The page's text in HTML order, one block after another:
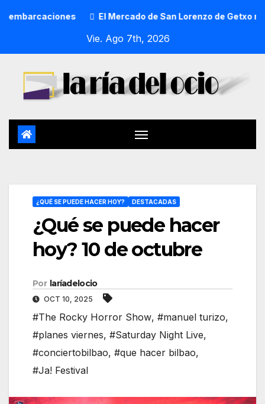
El Mercado de San Lorenzo de Getxo reunirá a
Vie. Ago 7th, 2026
¿QUÉ SE PUEDE HACER HOY? DESTACADAS
¿Qué se puede hacer
hoy? 10 de octubre
Por laríadelocio
OCT 10, 2025
#The Rocky Horror Show, #manuel turizo,
#planes viernes, #Saturday Night Live,
#conciertobilbao, #que hacer bilbao,
#Ja! Festival